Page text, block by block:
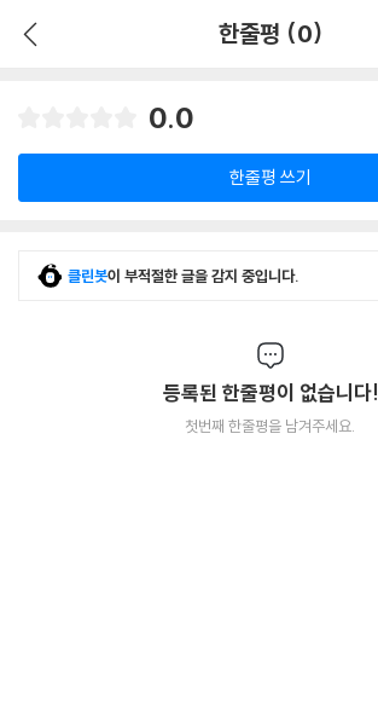
한줄평 (0)
0.0
한줄평 쓰기
클린봇이 부적절한 글을 감지 중입니다.
등록된 한줄평이 없습니다!
첫번째 한줄평을 남겨주세요.